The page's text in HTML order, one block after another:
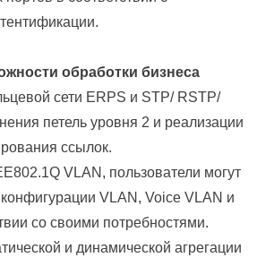
обработки бизнеса
сети ERPS и STP/ RSTP/
петель уровня 2 и реализации
ссылок.
VLAN, пользователи могут
конфигурации VLAN, Voice VLAN и
со своими потребностями.
и динамической агрегации